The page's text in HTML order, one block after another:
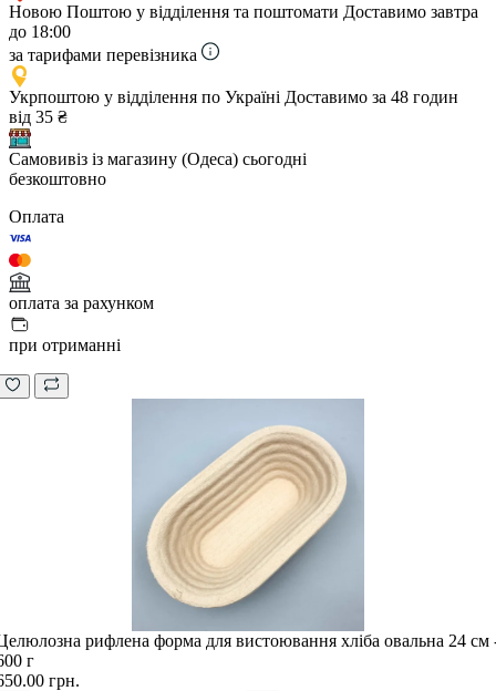
Новою Поштою у відділення та поштомати Доставимо завтра
до 18:00
за тарифами перевізника
Укрпоштою у відділення по Україні Доставимо за 48 годин
від 35 ₴
Самовивіз із магазину (Одеса) сьогодні
безкоштовно
Оплата
оплата за рахунком
при отриманні
рифлена форма для вистоювання хліба овальна 24 см
г
грн.